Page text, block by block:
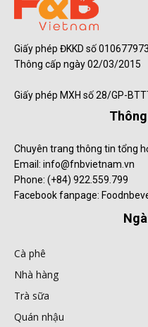
Giấy phép ĐKKD số
Thông cấp ngày 02/03/2015
Giấy phép MXH số 28/GP-
Chuyên trang thông tin tổng
Email: info@fnbvietnam.vn
Phone: (+84) 922.559.799
Facebook fanpage:
Cà phê
Nhà hàng
Trà sữa
Quán nhậu